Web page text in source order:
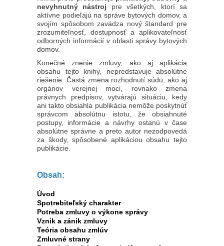
nevyhnutný nástroj pre všetkých, ktorí sa
aktívne podieľajú na správe bytových domov, a
svojím spôsobom zavádza nový štandard pre
zrozumiteľnosť, dostupnosť a aplikovateľnosť
odborných informácií v oblasti správy bytových
domov.
Konečné znenie zmluvy, ako aj aplikácia
obsahu tejto knihy, nepredstavuje absolútne
riešenie. Častá zmena rozhodnutí súdu, ako aj
orgánov verejnej moci, rovnako zmena
právnych predpisov, vytvárajú situáciu, kedy
ani takto obsiahla publikácia nemôže poskytnúť
správcom absolútnu istotu, že obsiahnuté
postupy, informácie a návrhy ostanú v čase
absolútne správne a preto autor nezodpovedá
za škody, spôsobené aplikáciou obsahu tejto
publikácie.
Obsah:
Úvod
Spotrebiteľský charakter
Potreba zmluvy o výkone správy
Vznik a zánik zmluvy
Teória obsahu zmlúv
Zmluvné strany